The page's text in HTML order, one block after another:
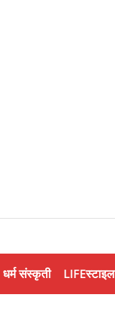
धर्म संस्कृती LIFEस्टाइल